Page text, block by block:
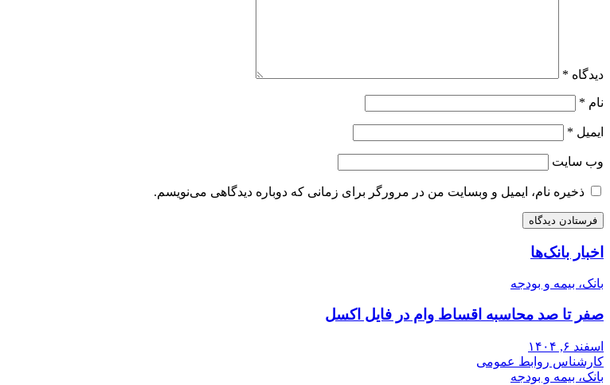
دیدگاه *
نام *
ایمیل *
وب‌ سایت
ذخیره نام، ایمیل و وبسایت من در مرورگر برای زمانی که دوباره دیدگاهی می‌نویسم.
اخبار بانک‌ها
بانک، بیمه و بودجه
صفر تا صد محاسبه اقساط وام در فایل اکسل
اسفند ۶, ۱۴۰۴
کارشناس روابط عمومی
بانک، بیمه و بودجه